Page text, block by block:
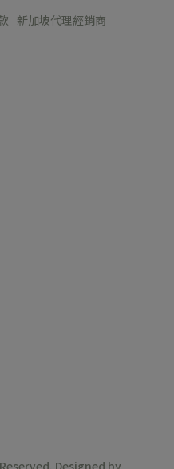
新加坡代理經銷商
Designed by